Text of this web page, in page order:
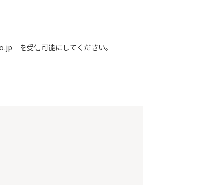
を受信可能にしてください。